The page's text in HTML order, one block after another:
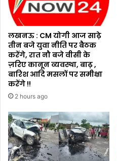
लखनऊ : CM योगी आज साढ़े
तीन बजे युवा नीति पर बैठक
करेंगे, रात नौ बजे वीसी के
ज़रिए कानून व्यवस्था, बाढ़ ,
बारिश आदि मसलों पर समीक्षा
करेंगे !!
2 hours ago